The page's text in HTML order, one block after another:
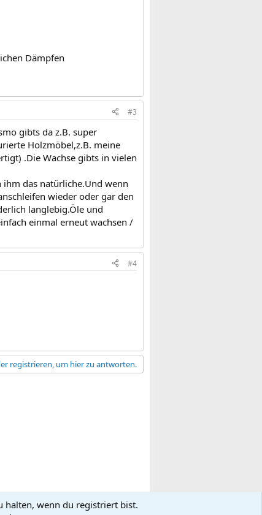
Dämpfen
#3
gibts da z.B. super
Holzmöbel,z.B. meine
.Die Wachse gibts in vielen
das natürliche.Und wenn
wieder oder gar den
langlebig.Öle und
einmal erneut wachsen /
#4
registrieren, um hier zu antworten.
halten, wenn du registriert bist.